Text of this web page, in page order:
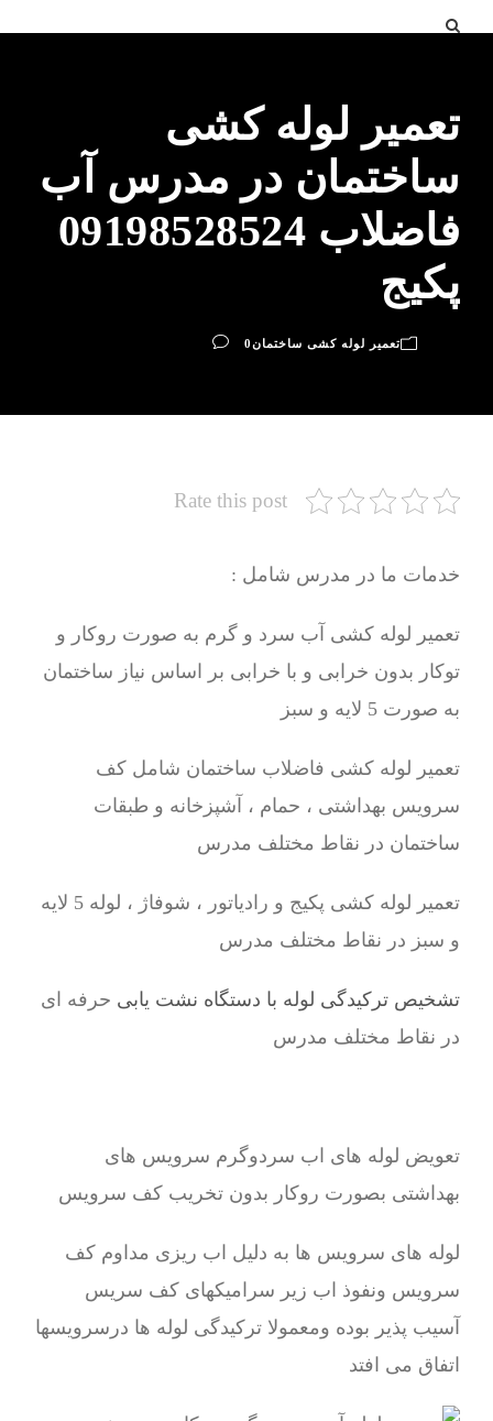
تعمیر لوله کشی
ساختمان در مدرس آب
فاضلاب 09198528524
پکیج
تعمیر لوله کشی ساختمان0
Rate this post
خدمات ما در مدرس شامل :
تعمیر لوله کشی آب سرد و گرم به صورت روکار و
توکار بدون خرابی و با خرابی بر اساس نیاز ساختمان
به صورت 5 لایه و سبز
تعمیر لوله کشی فاضلاب ساختمان شامل کف
سرویس بهداشتی ، حمام ، آشپزخانه و طبقات
ساختمان در نقاط مختلف مدرس
تعمیر لوله کشی پکیج و رادیاتور ، شوفاژ ، لوله 5 لایه
و سبز در نقاط مختلف مدرس
تشخیص ترکیدگی لوله با دستگاه نشت یابی حرفه ای
در نقاط مختلف مدرس
تعویض لوله های اب سردوگرم سرویس های
بهداشتی بصورت روکار بدون تخریب کف سرویس
لوله های سرویس ها به دلیل اب ریزی مداوم کف
سرویس ونفوذ اب زیر سرامیکهای کف سریس
آسیب پذیر بوده ومعمولا ترکیدگی لوله ها درسرویسها
اتفاق می افتد